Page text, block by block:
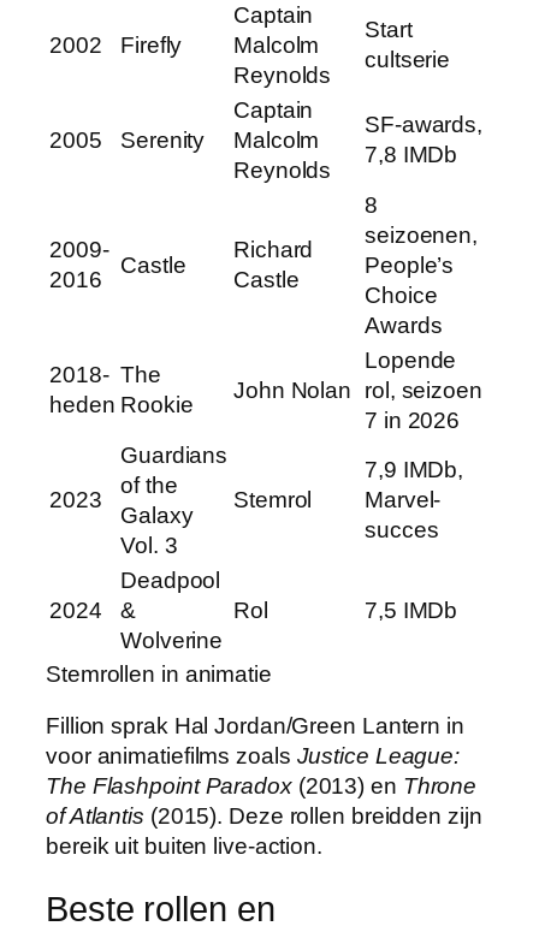
2002 Firefly
Captain
Malcolm
Reynolds
Start
cultserie
2005 Serenity
Captain
Malcolm
Reynolds
SF-awards,
7,8 IMDb
2009-
2016
Castle
Richard
Castle
8
seizoenen,
People’s
Choice
Awards
2018-
heden
The
Rookie
John Nolan
Lopende
rol, seizoen
7 in 2026
2023
Guardians
of the
Galaxy
Vol. 3
Stemrol
7,9 IMDb,
Marvel-
succes
2024
Deadpool
&
Wolverine
Rol 7,5 IMDb
Stemrollen in animatie
Fillion sprak Hal Jordan/Green Lantern in
voor animatiefilms zoals Justice League:
The Flashpoint Paradox(2013) en Throne
of Atlantis (2015). Deze rollen breidden zijn
bereik uit buiten live-action.
Beste rollen en